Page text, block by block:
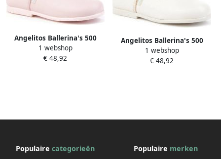
Angelitos Ballerina's 500
Rosa
1 webshop
€ 48,92
Angelitos Ballerina's 500
Blanco
1 webshop
€ 48,92
Populaire categorieën Populaire merken